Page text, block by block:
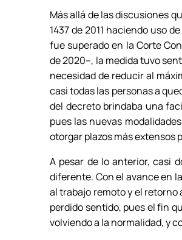
Más allá de las discusiones
1437 de 2011 haciendo uso
fue superado en la Corte
de 2020–, la medida tuvo
necesidad de reducir al
casi todas las personas a
del decreto brindaba una
pues las nuevas
otorgar plazos más extensos
A pesar de lo anterior, casi
diferente. Con el avance en
al trabajo remoto y el retorno
perdido sentido, pues el fin
volviendo a la normalidad, y